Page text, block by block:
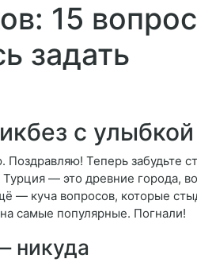
15
задать
с улыбкой
Теперь забудьте
— это древние города,
— куча вопросов, которые
самые популярные. Погнали!
никуда